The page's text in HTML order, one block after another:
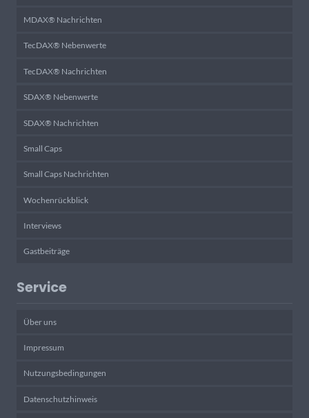
MDAX® Nachrichten
TecDAX® Nebenwerte
TecDAX® Nachrichten
SDAX® Nebenwerte
SDAX® Nachrichten
Small Caps
Small Caps Nachrichten
Wochenrückblick
Interviews
Gastbeiträge
Service
Über uns
Impressum
Nutzungsbedingungen
Datenschutzhinweis